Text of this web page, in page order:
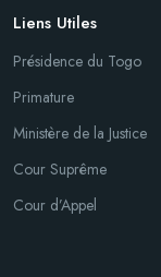
Liens Utiles
Présidence du Togo
Primature
Ministère de la Justice
Cour Suprême
Cour d’Appel